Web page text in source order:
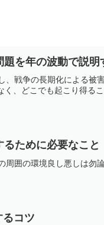
題を年の波動で説明
戦争の長期化による被
、どこでも起こり得る
るために必要なこと
囲の環境良し悪しは勿
るコツ